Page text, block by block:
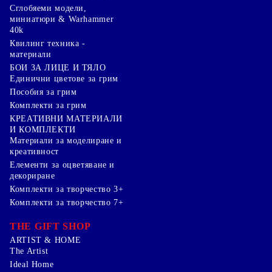
Сглобяеми модели,
миниатюри & Warhammer
40k
Квилинг техника -
материали
БОИ ЗА ЛИЦЕ И ТЯЛО
Единични цветове за грим
Пособия за грим
Комплекти за грим
КРЕАТИВНИ МАТЕРИАЛИ
И КОМПЛЕКТИ
Mатериали за моделиране и
креативност
Елементи за оцветяване и
декориране
Комплекти за творчество 3+
Комплекти за творчество 7+
THE GIFT SHOP
ARTIST & HOME
The Artist
Ideal Home